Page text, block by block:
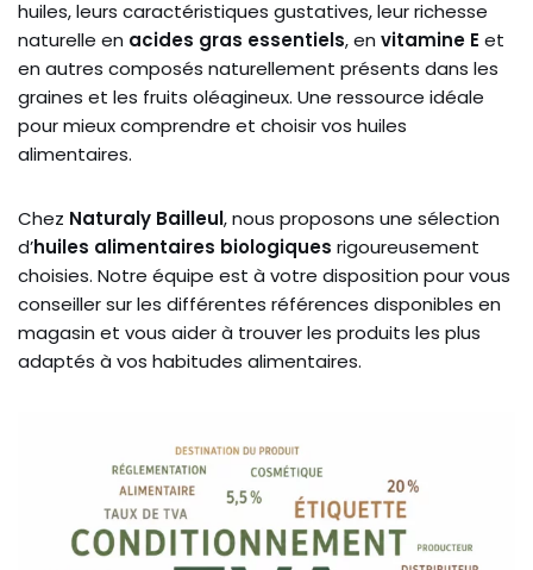
huiles, leurs caractéristiques gustatives, leur richesse
naturelle en acides gras essentiels, en vitamine E et
en autres composés naturellement présents dans les
graines et les fruits oléagineux. Une ressource idéale
pour mieux comprendre et choisir vos huiles
alimentaires.
Chez Naturaly Bailleul, nous proposons une sélection
d’huiles alimentaires biologiques rigoureusement
choisies. Notre équipe est à votre disposition pour vous
conseiller sur les différentes références disponibles en
magasin et vous aider à trouver les produits les plus
adaptés à vos habitudes alimentaires.